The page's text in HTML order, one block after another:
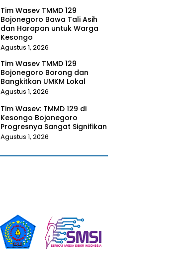
Tim Wasev TMMD 129
Bojonegoro Bawa Tali Asih
dan Harapan untuk Warga
Kesongo
Agustus 1, 2026
Tim Wasev TMMD 129
Bojonegoro Borong dan
Bangkitkan UMKM Lokal
Agustus 1, 2026
Tim Wasev: TMMD 129 di
Kesongo Bojonegoro
Progresnya Sangat Signifikan
Agustus 1, 2026